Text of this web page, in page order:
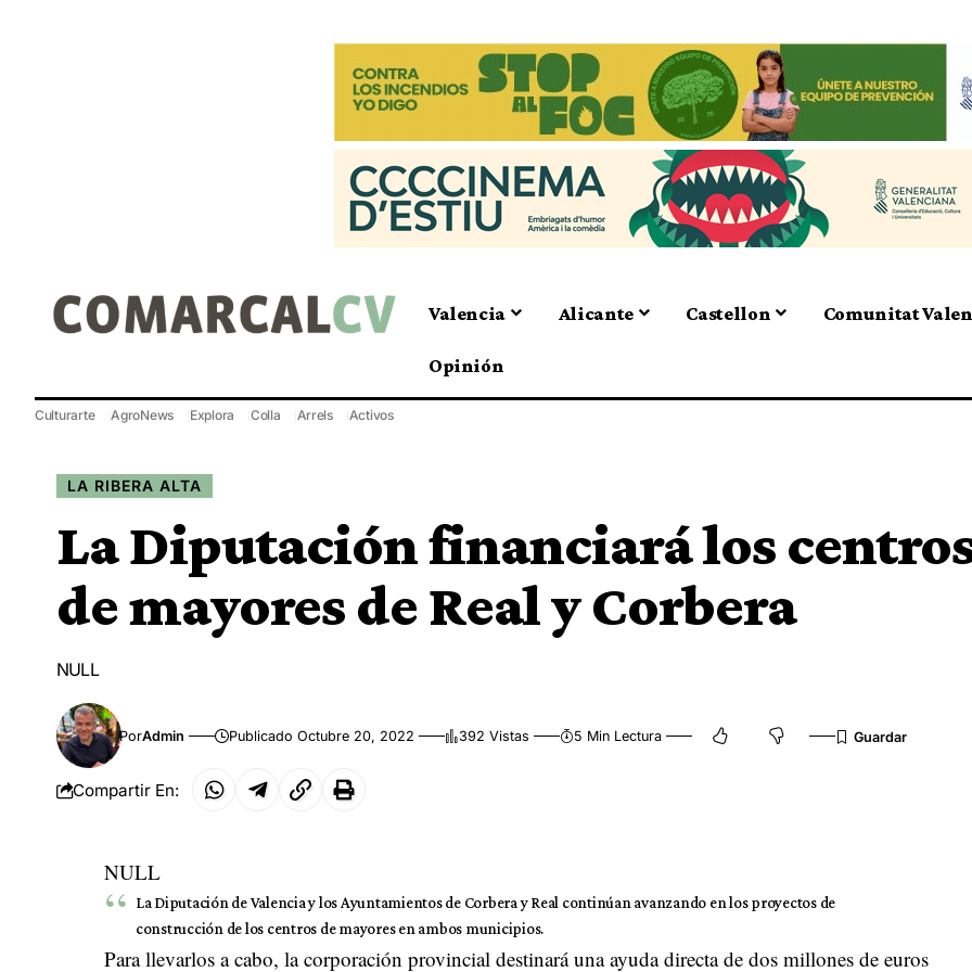
Valencia Alicante Castellon Comunitat
Opinión
Culturarte AgroNews Explora Colla Arrels Activos
LA RIBERA ALTA
La Diputación financiará los
de mayores de Real y Corbera
NULL
PorAdmin Publicado Octubre 20, 2022 392 Vistas 5 Min Lectura
Compartir En:
NULL
La Diputación de Valencia y los Ayuntamientos de Corbera y Real continúan avanzando en los proyectos de
construcción de los centros de mayores en ambos municipios.
Para llevarlos a cabo, la corporación provincial destinará una ayuda directa de dos millones de euros